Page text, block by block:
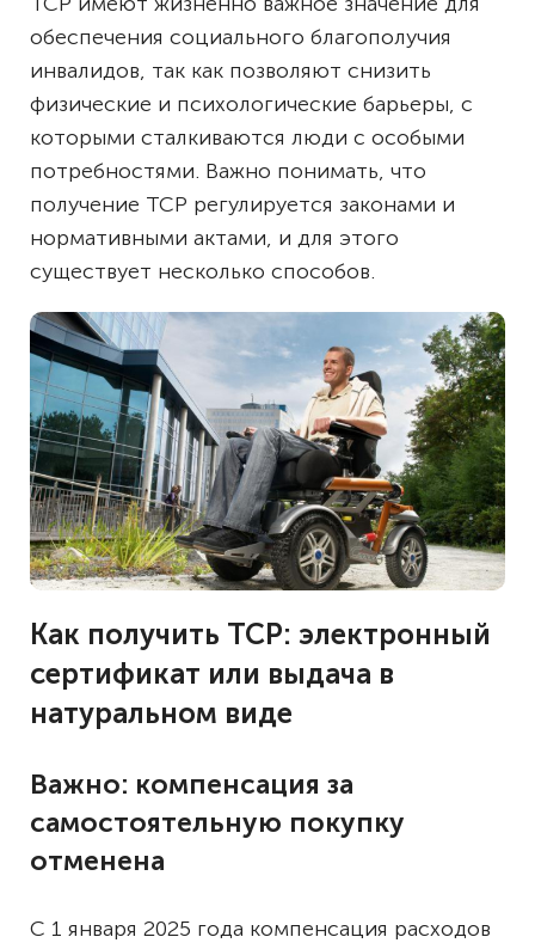
обеспечения социального благополучия
инвалидов, так как позволяют снизить
физические и психологические барьеры, с
которыми сталкиваются люди с особыми
потребностями. Важно понимать, что
получение ТСР регулируется законами и
нормативными актами, и для этого
существует несколько способов.
Как получить ТСР: электронный
сертификат или выдача в
натуральном виде
Важно: компенсация за
самостоятельную покупку
отменена
С 1 января 2025 года компенсация расходов